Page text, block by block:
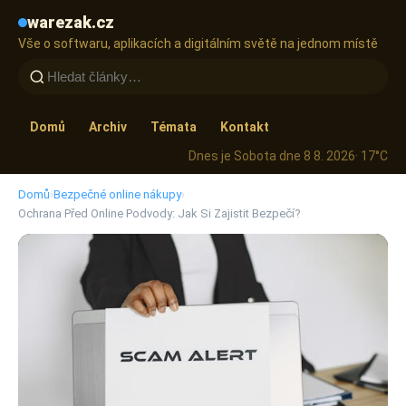
warezak.cz
Vše o softwaru, aplikacích a digitálním světě na jednom místě
Domů Archiv Témata
Kontakt
Dnes je Sobota dne 8 8. 2026· 17°C
Domů›Bezpečné online nákupy›
Ochrana Před Online Podvody: Jak Si Zajistit Bezpečí?